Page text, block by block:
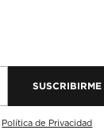
SUSCRIBIRME
Política de Privacidad